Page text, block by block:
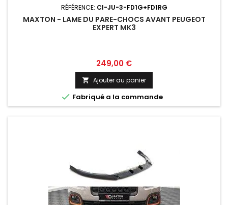
RÉFÉRENCE: CI-JU-3-FD1G+FD1RG
MAXTON - LAME DU PARE-CHOCS AVANT PEUGEOT
EXPERT MK3
Prix
249,00 €
 Ajouter au panier
 Fabriqué a la commande